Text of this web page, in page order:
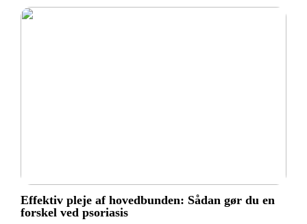
Effektiv pleje af hovedbunden: Sådan gør du en
forskel ved psoriasis